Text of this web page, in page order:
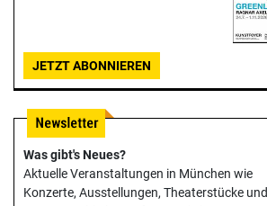
JETZT ABONNIEREN
Was gibt's Neues?
Aktuelle Veranstaltungen in München wie
Konzerte, Ausstellungen, Theater­stücke und